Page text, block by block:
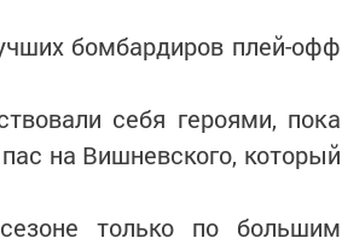
бомбардиров плей-офф
себя героями, пока
на Вишневского, который
только по большим